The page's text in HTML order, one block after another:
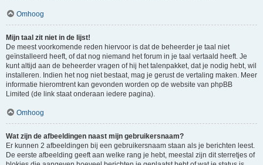
Omhoog
Mijn taal zit niet in de lijst!
De meest voorkomende reden hiervoor is dat de beheerder je taal niet
geïnstalleerd heeft, of dat nog niemand het forum in je taal vertaald heeft. Je
kunt altijd aan de beheerder vragen of hij het talenpakket, dat je nodig hebt, wil
installeren. Indien het nog niet bestaat, mag je gerust de vertaling maken. Meer
informatie hieromtrent kan gevonden worden op de website van phpBB
Limited (de link staat onderaan iedere pagina).
Omhoog
Wat zijn de afbeeldingen naast mijn gebruikersnaam?
Er kunnen 2 afbeeldingen bij een gebruikersnaam staan als je berichten leest.
De eerste afbeelding geeft aan welke rang je hebt, meestal zijn dit sterretjes of